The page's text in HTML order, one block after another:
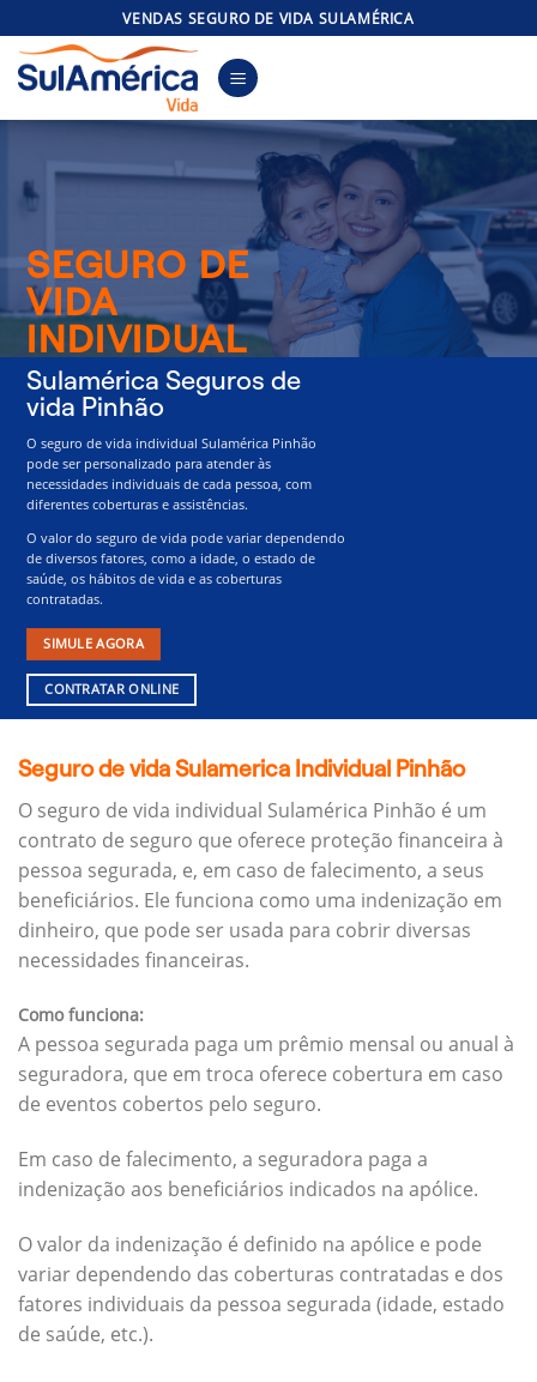
to
content
VENDAS SEGURO DE VIDA SULAMÉRICA
SEGURO DE
VIDA
INDIVIDUAL
Sulamérica Seguros de
vida Pinhão
O seguro de vida individual Sulamérica Pinhão
pode ser personalizado para atender às
necessidades individuais de cada pessoa, com
diferentes coberturas e assistências.
O valor do seguro de vida pode variar dependendo
de diversos fatores, como a idade, o estado de
saúde, os hábitos de vida e as coberturas
contratadas.
SIMULE AGORA
CONTRATAR ONLINE
Seguro de vida Sulamerica Individual Pinhão
O seguro de vida individual Sulamérica Pinhão é um
contrato de seguro que oferece proteção financeira à
pessoa segurada, e, em caso de falecimento, a seus
beneficiários. Ele funciona como uma indenização em
dinheiro, que pode ser usada para cobrir diversas
necessidades financeiras.
Como funciona:
A pessoa segurada paga um prêmio mensal ou anual à
seguradora, que em troca oferece cobertura em caso
de eventos cobertos pelo seguro.
Em caso de falecimento, a seguradora paga a
indenização aos beneficiários indicados na apólice.
O valor da indenização é definido na apólice e pode
variar dependendo das coberturas contratadas e dos
fatores individuais da pessoa segurada (idade, estado
de saúde, etc.).